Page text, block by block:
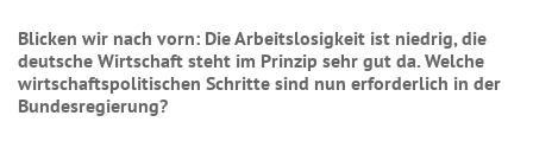
Blicken wir nach vorn: Die Arbeitslosigkeit ist niedrig, die
deutsche Wirtschaft steht im Prinzip sehr gut da. Welche
wirtschaftspolitischen Schritte sind nun erforderlich in der
Bundesregierung?